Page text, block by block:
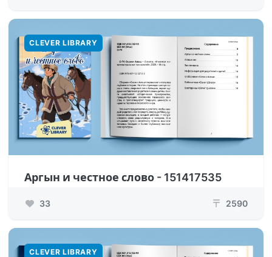
CLEVER LIBRARY
Аргын и честное слово - 151417535
33 ₸ 2590
CLEVER LIBRARY